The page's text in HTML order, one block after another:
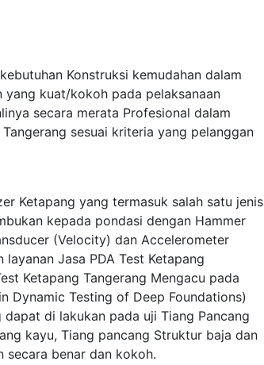
Konstruksi kemudahan dalam
yang kuat/kokoh pada pelaksanaan
secara merata Profesional dalam
sesuai kriteria yang pelanggan
Ketapang yang termasuk salah satu jenis
kepada pondasi dengan Hammer
(Velocity) dan Accelerometer
Jasa PDA Test Ketapang
Ketapang Tangerang Mengacu pada
Dynamic Testing of Deep Foundations)
di lakukan pada uji Tiang Pancang
kayu, Tiang pancang Struktur baja dan
secara benar dan kokoh.